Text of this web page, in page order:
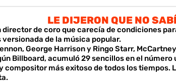
LE DIJERON QUE NO
director de coro que carecía de condiciones
de la música popular.
George Harrison y Ringo Starr,
Billboard, acumuló 29 sencillos en el
más exitoso de todos los tiempos.